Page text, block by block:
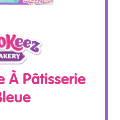
À Pâtisserie